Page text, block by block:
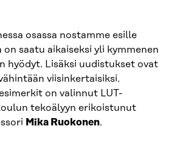
osassa nostamme esille
saatu aikaiseksi yli kymmenen
hyödyt. Lisäksi uudistukset ovat
viisinkertaisiksi.
on valinnut LUT-
tekoälyyn erikoistunut
Mika Ruokonen.